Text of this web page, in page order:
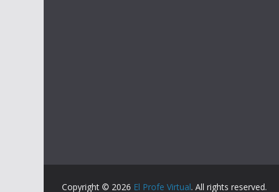
Copyright © 2026 El Profe Virtual. All rights reserved.